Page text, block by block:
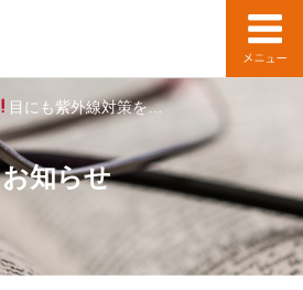
お知らせ
目にも紫外線対策を…